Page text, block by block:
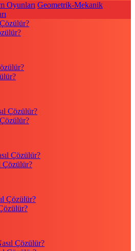
Oyunları Geometrik-Mekanik
Çözülür?